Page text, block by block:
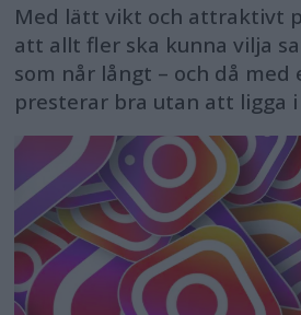
Med lätt vikt och attraktivt
att allt fler ska kunna vilja
som når långt – och då
presterar bra utan att ligga